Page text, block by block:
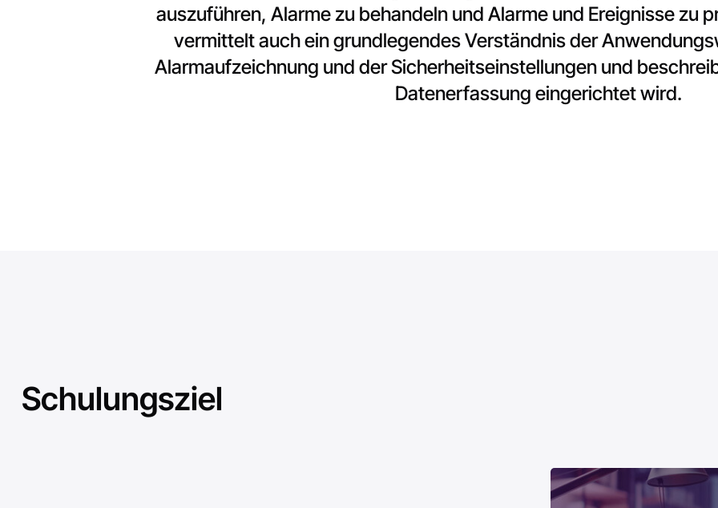
auszuführen, Alarme zu behandeln und Alarme und Ereignisse zu
vermittelt auch ein grundlegendes Verständnis der
Alarmaufzeichnung und der Sicherheitseinstellungen und
Datenerfassung eingerichtet wird.
Schulungsziel